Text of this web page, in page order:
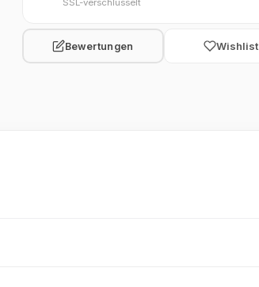
SSL-verschlüsselt
Bewertungen Wishlist